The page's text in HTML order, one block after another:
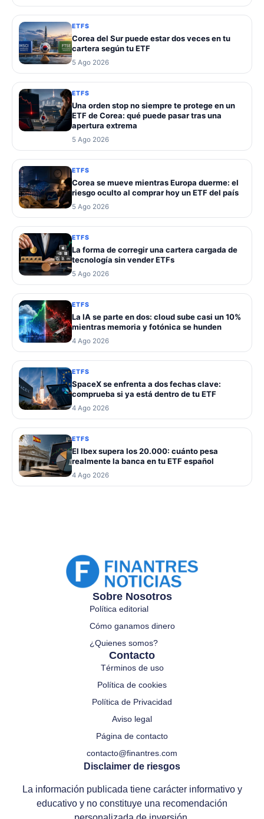
ETFS
Corea del Sur puede estar dos veces en tu
cartera según tu ETF
5 Ago 2026
ETFS
Una orden stop no siempre te protege en un
ETF de Corea: qué puede pasar tras una
apertura extrema
5 Ago 2026
ETFS
Corea se mueve mientras Europa duerme: el
riesgo oculto al comprar hoy un ETF del país
5 Ago 2026
ETFS
La forma de corregir una cartera cargada de
tecnología sin vender ETFs
5 Ago 2026
ETFS
La IA se parte en dos: cloud sube casi un 10%
mientras memoria y fotónica se hunden
4 Ago 2026
ETFS
SpaceX se enfrenta a dos fechas clave:
comprueba si ya está dentro de tu ETF
4 Ago 2026
ETFS
El Ibex supera los 20.000: cuánto pesa
realmente la banca en tu ETF español
4 Ago 2026
Sobre Nosotros
Política editorial
Cómo ganamos dinero
¿Quienes somos?
Contacto
Términos de uso
Política de cookies
Política de Privacidad
Aviso legal
Página de contacto
contacto@finantres.com
Disclaimer de riesgos
La información publicada tiene carácter informativo y
educativo y no constituye una recomendación